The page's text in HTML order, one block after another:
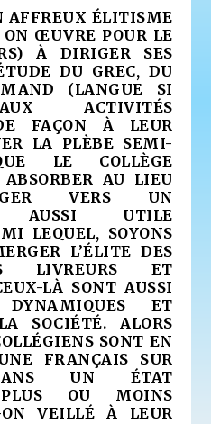
ÉLITISME
ŒUVRE POUR LE
À DIRIGER SES
DU GREC, DU
(LANGUE SI
ACTIVITÉS
FAÇON À LEUR
LA PLÈBE SEMI-
LE COLLÈGE
AU LIEU
VERS UN
AUSSI UTILE
LEQUEL, SOYONS
L’ÉLITE DES
LIVREURS ET
LÀ SONT AUSSI
DYNAMIQUES ET
SOCIÉTÉ. ALORS
SONT EN
FRANÇAIS SUR
UN ÉTAT
PLUS OU MOINS
VEILLÉ À LEUR